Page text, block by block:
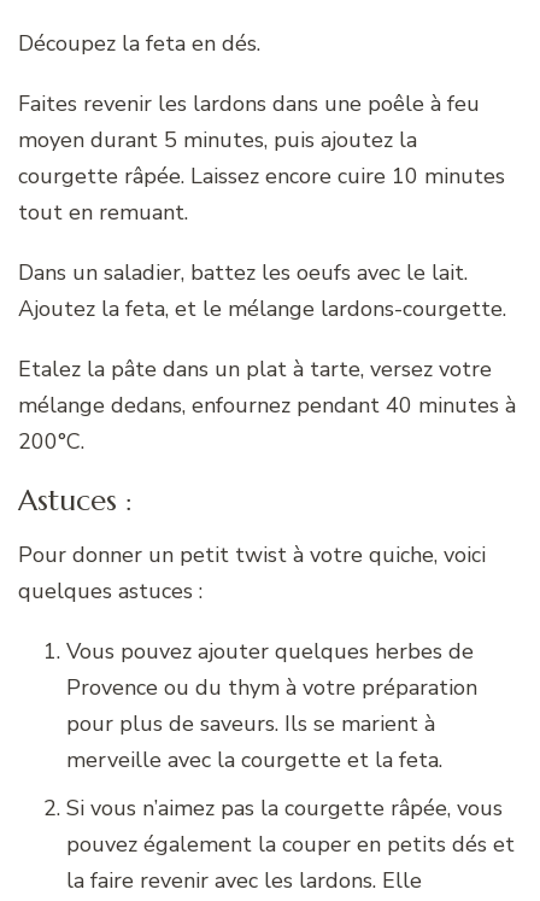
Découpez la feta en dés.
Faites revenir les lardons dans une poêle à feu
moyen durant 5 minutes, puis ajoutez la
courgette râpée. Laissez encore cuire 10 minutes
tout en remuant.
Dans un saladier, battez les oeufs avec le lait.
Ajoutez la feta, et le mélange lardons-courgette.
Etalez la pâte dans un plat à tarte, versez votre
mélange dedans, enfournez pendant 40 minutes à
200°C.
Astuces :
Pour donner un petit twist à votre quiche, voici
quelques astuces :
Vous pouvez ajouter quelques herbes de
Provence ou du thym à votre préparation
pour plus de saveurs. Ils se marient à
merveille avec la courgette et la feta.
Si vous n’aimez pas la courgette râpée, vous
pouvez également la couper en petits dés et
la faire revenir avec les lardons. Elle